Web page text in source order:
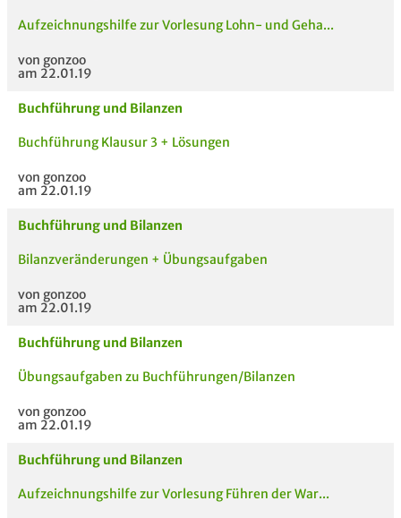
Aufzeichnungshilfe zur Vorlesung Lohn- und Geha...
von gonzoo
am 22.01.19
Buchführung und Bilanzen
Buchführung Klausur 3 + Lösungen
von gonzoo
am 22.01.19
Buchführung und Bilanzen
Bilanzveränderungen + Übungsaufgaben
von gonzoo
am 22.01.19
Buchführung und Bilanzen
Übungsaufgaben zu Buchführungen/Bilanzen
von gonzoo
am 22.01.19
Buchführung und Bilanzen
Aufzeichnungshilfe zur Vorlesung Führen der War...